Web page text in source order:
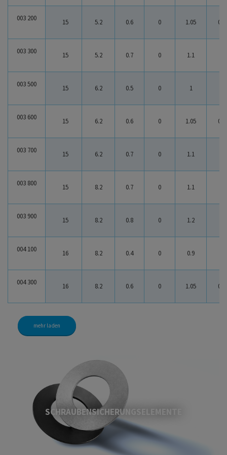
003 200 15 5.2 0.6 0 1.05
003 300 15 5.2 0.7 0 1.1
003 500 15 6.2 0.5 0 1
003 600 15 6.2 0.6 0 1.05
003 700 15 6.2 0.7 0 1.1
003 800 15 8.2 0.7 0 1.1
003 900 15 8.2 0.8 0 1.2
004 100 16 8.2 0.4 0 0.9
004 300 16 8.2 0.6 0 1.05
mehr laden
SCHRAUBENSICHERUNGSELEMENTE